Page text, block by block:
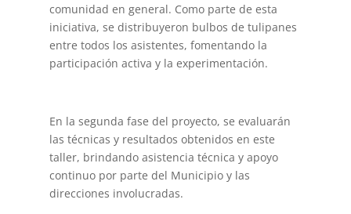
comunidad en general. Como parte de esta
iniciativa, se distribuyeron bulbos de tulipanes
entre todos los asistentes, fomentando la
participación activa y la experimentación.
En la segunda fase del proyecto, se evaluarán
las técnicas y resultados obtenidos en este
taller, brindando asistencia técnica y apoyo
continuo por parte del Municipio y las
direcciones involucradas.